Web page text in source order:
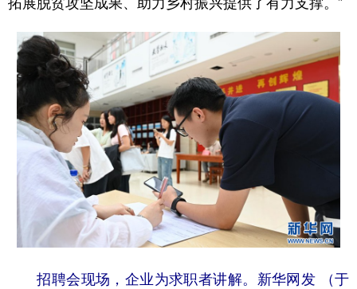
招聘会现场，企业为求职者讲解。新华网发 （于